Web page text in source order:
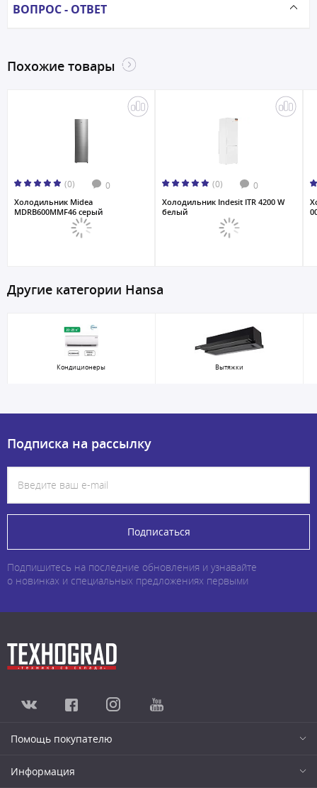
ВОПРОС - ОТВЕТ
Похожие товары
(0) 0
Холодильник Midea
MDRB600MMF46 серый
(0) 0
Холодильник Indesit ITR 4200 W
белый
Другие категории Hansa
Кондиционеры Вытяжки
Подписка на рассылку
Подписаться
Подпишитесь на последние обновления и узнавайте
о новинках и специальных предложениях первыми
Помощь покупателю
Информация